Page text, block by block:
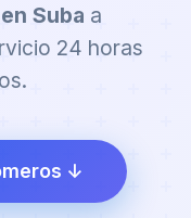
Suba a
24 horas
↓